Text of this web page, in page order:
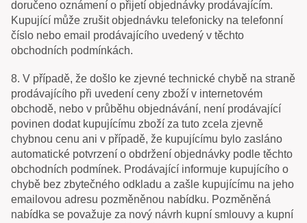
doručeno oznámení o přijetí objednávky prodávajícím.
Kupující může zrušit objednávku telefonicky na telefonní
číslo nebo email prodávajícího uvedený v těchto
obchodních podmínkách.
8. V případě, že došlo ke zjevné technické chybě na straně
prodávajícího při uvedení ceny zboží v internetovém
obchodě, nebo v průběhu objednávání, není prodávající
povinen dodat kupujícímu zboží za tuto zcela zjevně
chybnou cenu ani v případě, že kupujícímu bylo zasláno
automatické potvrzení o obdržení objednávky podle těchto
obchodních podmínek. Prodávající informuje kupujícího o
chybě bez zbytečného odkladu a zašle kupujícímu na jeho
emailovou adresu pozměněnou nabídku. Pozměněná
nabídka se považuje za nový návrh kupní smlouvy a kupní